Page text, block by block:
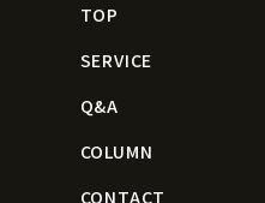
TOP
SERVICE
Q&A
COLUMN
CONTACT